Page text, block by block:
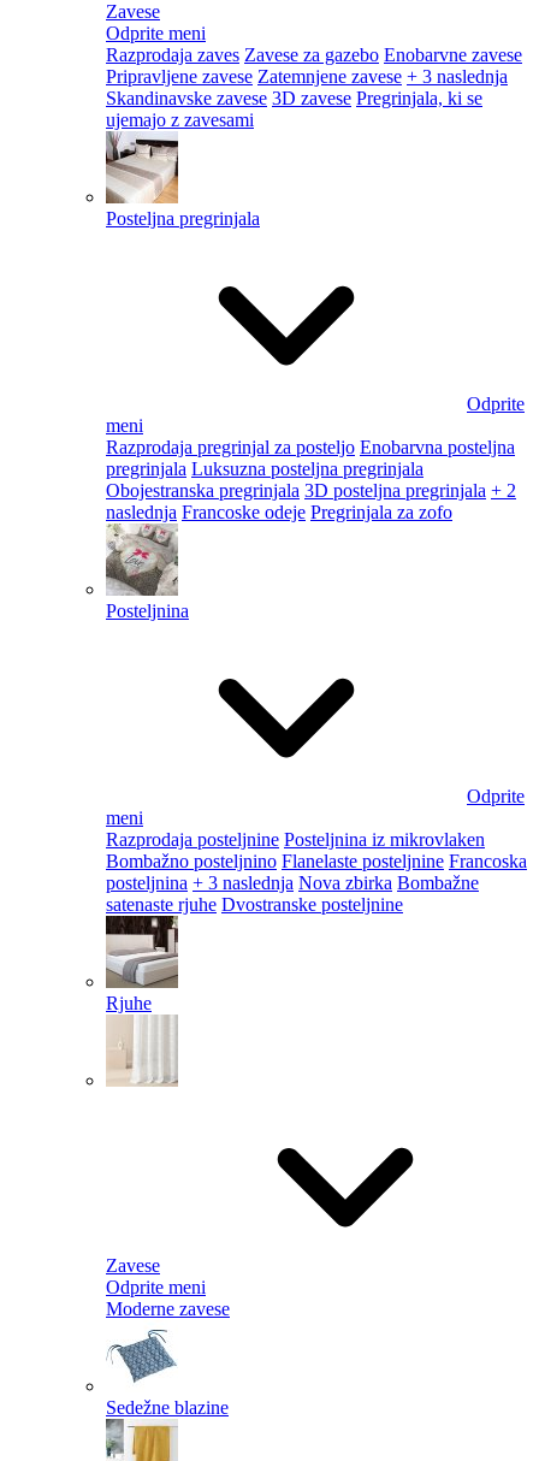
Zavese
Odprite meni
Razprodaja zaves Zavese za gazebo Enobarvne zavese
Pripravljene zavese Zatemnjene zavese + 3 naslednja
Skandinavske zavese 3D zavese Pregrinjala, ki se
ujemajo z zavesami
Posteljna pregrinjala
Odprite
meni
Razprodaja pregrinjal za posteljo Enobarvna posteljna
pregrinjala Luksuzna posteljna pregrinjala
Obojestranska pregrinjala 3D posteljna pregrinjala + 2
naslednja Francoske odeje Pregrinjala za zofo
Posteljnina
Odprite
meni
Razprodaja posteljnine Posteljnina iz mikrovlaken
Bombažno posteljnino Flanelaste posteljnine Francoska
posteljnina + 3 naslednja Nova zbirka Bombažne
satenaste rjuhe Dvostranske posteljnine
Rjuhe
Zavese
Odprite meni
Moderne zavese
Sedežne blazine